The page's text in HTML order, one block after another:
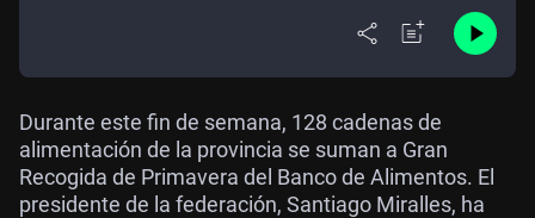
Durante este fin de semana, 128 cadenas de
alimentación de la provincia se suman a Gran
Recogida de Primavera del Banco de Alimentos. El
presidente de la federación, Santiago Miralles, ha